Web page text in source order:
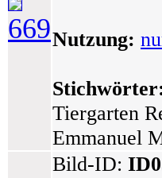
669Nutzung:
Tiergarten
Emmanuel
Bild-ID: